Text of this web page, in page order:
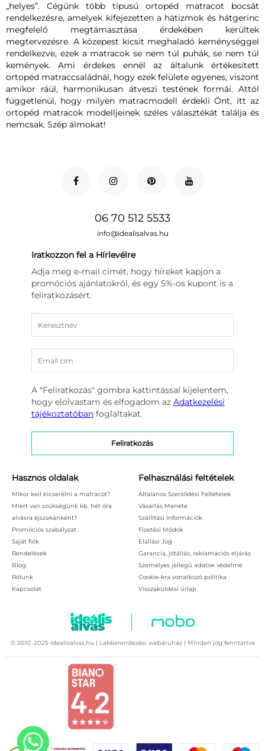
„helyes”. Cégünk több típusú ortopéd matracot bocsát
rendelkezésre, amelyek kifejezetten a hátizmok és hátgerinc
megfelelő megtámasztása érdekében kerültek
megtervezésre. A közepest kicsit meghaladó keménységgel
rendelkezve, ezek a matracok se nem túl puhák, se nem túl
kemények. Ami érdekes ennél az általunk értékesített
ortopéd matraccsaládnál, hogy ezek felülete egyenes, viszont
amikor ráül, harmonikusan átveszi testének formái. Attól
függetlenül, hogy milyen matracmodell érdekli Önt, itt az
ortopéd matracok modelljeinek széles választékát találja és
nemcsak. Szép álmokat!
06 70 512 5533
info@idealisalvas.hu
Iratkozzon fel a Hírlevélre
Adja meg e-mail címét, hogy híreket kapjon a
promóciós ajánlatokról, és egy 5%-os kupont is a
feliratkozásért.
A "Feliratkozás" gombra kattintással kijelentem,
hogy elolvastam és elfogadom az Adatkezelési
tájékoztatóbanfoglaltakat.
Hasznos oldalak
Mikor kell kicserélni a matracot?
Miért van szükségünk kb. hét óra
alvásra éjszakánként?
Promóciós szabályzat
Saját fiók
Rendelések
Blog
Rólunk
Kapcsolat
Felhasználási feltételek
Általános Szerződési Feltételek
Vásárlás Menete
Szállítási Információk
Fizetési Módok
Elállási Jog
Garancia, jótállás, reklamációs eljárás
Személyes jellegű adatok védelme
Cookie-kra vonatkozó politika
Visszaküldési űrlap
© 2010-2025 idealisalvas.hu | Lakberendezési webáruház | Minden jog fenntartva